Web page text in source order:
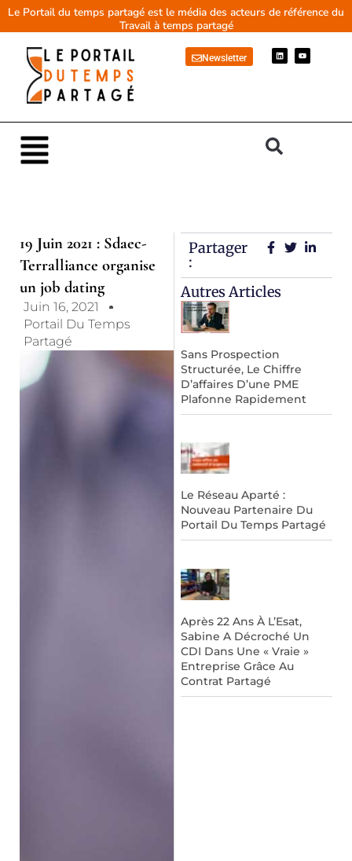
AllerLe Portail du temps partagé est le média des acteurs de référence du
Travail à temps partagé
Newsletter
L
i
n
Y
o
u
Main
Menu
19 Juin 2021 : Sdaec-
Terralliance organise
un job dating
Juin 16, 2021
Portail Du Temps
Partagé
Partager
:
Autres Articles
Sans Prospection
Structurée, Le Chiffre
D’affaires D’une PME
Plafonne Rapidement
Le Réseau Aparté :
Nouveau Partenaire Du
Portail Du Temps Partagé
Après 22 Ans À L’Esat,
Sabine A Décroché Un
CDI Dans Une « Vraie »
Entreprise Grâce Au
Contrat Partagé